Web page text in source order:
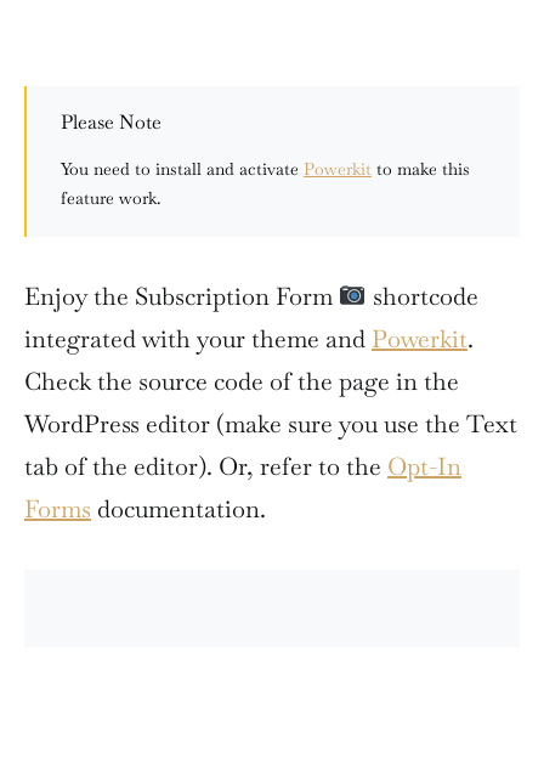
Please Note
You need to install and activate Powerkit to make this
feature work.
Enjoy the Subscription Form
shortcode
integrated with your theme and Powerkit.
Check the source code of the page in the
WordPress editor (make sure you use the Text
tab of the editor). Or, refer to the Opt-In
Forms documentation.